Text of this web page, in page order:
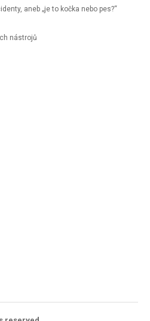
aneb „je to kočka nebo pes?“
nástrojů